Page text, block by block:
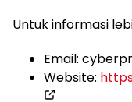
Untuk informasi
Email:
Website: